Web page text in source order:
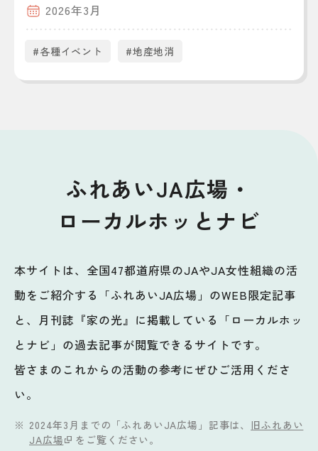
2026年3月
#各種イベント #地産地消
ふれあいJA広場・
ローカルホッとナビ
本サイトは、全国47都道府県のJAやJA女性組織の活
動をご紹介する「ふれあいJA広場」のWEB限定記事
と、月刊誌『家の光』に掲載している「ローカルホッ
とナビ」の過去記事が閲覧できるサイトです。
皆さまのこれからの活動の参考にぜひご活用くださ
い。
2024年3月までの「ふれあいJA広場」記事は、 旧ふれあい
JA広場
をご覧ください。